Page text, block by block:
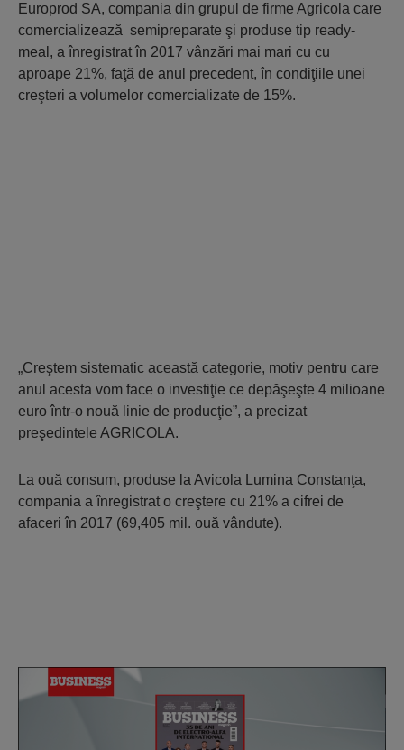
Europrod SA, compania din grupul de firme Agricola care
comercializează semipreparate şi produse tip ready-
meal, a înregistrat în 2017 vânzări mai mari cu cu
aproape 21%, faţă de anul precedent, în condiţiile unei
creşteri a volumelor comercializate de 15%.
„Creştem sistematic această categorie, motiv pentru care
anul acesta vom face o investiţie ce depăşeşte 4 milioane
euro într-o nouă linie de producţie”, a precizat
preşedintele AGRICOLA.
La ouă consum, produse la Avicola Lumina Constanţa,
compania a înregistrat o creştere cu 21% a cifrei de
afaceri în 2017 (69,405 mil. ouă vândute).